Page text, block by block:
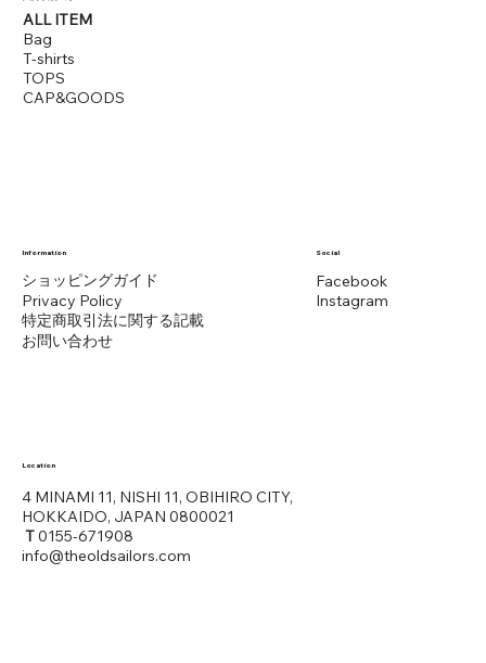
4 MINAMI 11, NISHI 11, OBIHIRO CITY,
HOKKAIDO, JAPAN 0800021
T0155-671908
info@theoldsailors.com
Location
ALL ITEM
Bag
T-shirts
TOPS
CAP&GOODS
ショッピングガイド
Privacy Policy
​特定商取引法に関する記載
​お問い合わせ
Information
Facebook
Instagram
Social